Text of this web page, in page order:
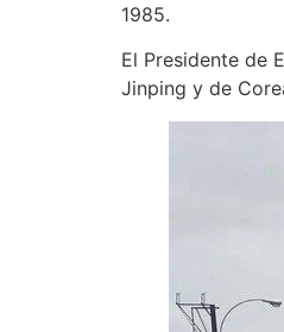
1985.
El Presidente de
Jinping y de